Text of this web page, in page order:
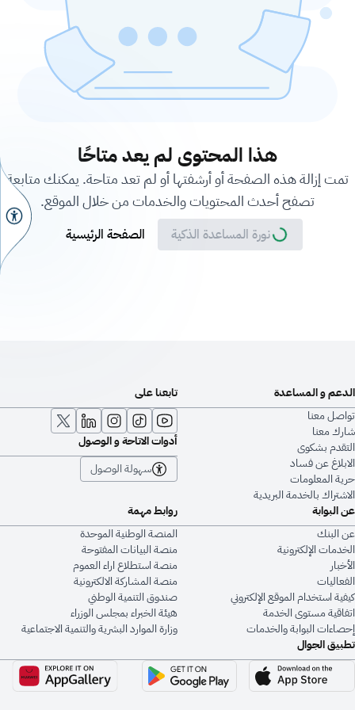
هذا المحتوى لم يعد متاحًا
تمت إزالة هذه الصفحة أو أرشفتها أو لم تعد متاحة. يمكنك متابعة
تصفح أحدث المحتويات والخدمات من خلال الموقع.
نورة المساعدة الذكية الصفحة الرئيسية
عن البوابة
عن البنك
الخدمات الإلكترونية
الأخبار
الفعاليات
كيفية استخدام الموقع الإلكتروني
اتفاقية مستوى الخدمة
إحصاءات البوابة والخدمات
روابط مهمة
المنصة الوطنية الموحدة
منصة البيانات المفتوحة
منصة استطلاع اراء العموم
منصة المشاركة الالكترونية
صندوق التنمية الوطني
هيئة الخبراء بمجلس الوزراء
وزارة الموارد البشرية والتنمية الاجتماعية
الدعم و المساعدة
تواصل معنا
شارك معنا
التقدم بشكوى
الابلاغ عن فساد
حرية المعلومات
الاشتراك بالخدمة البريدية
تابعنا على
أدوات الاتاحة و الوصول
سهولة الوصول
تطبيق الجوال